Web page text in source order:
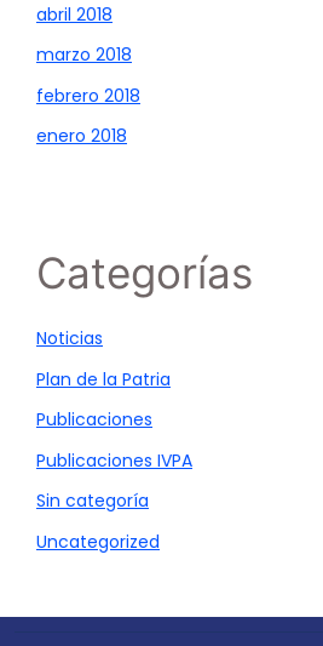
abril 2018
marzo 2018
febrero 2018
enero 2018
Categorías
Noticias
Plan de la Patria
Publicaciones
Publicaciones IVPA
Sin categoría
Uncategorized